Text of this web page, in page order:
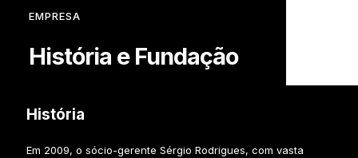
EMPRESA
História e Fundação
História
Em 2009, o sócio-gerente Sérgio Rodrigues, com vasta